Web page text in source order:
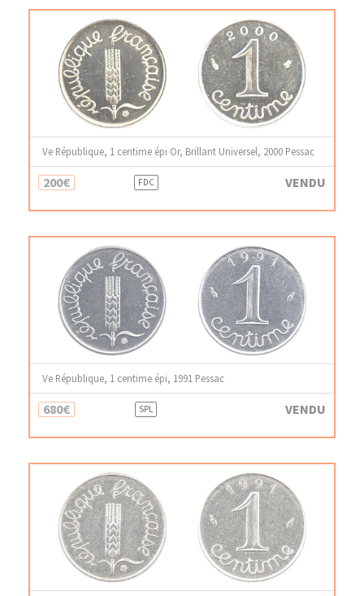
Ve République, 1 centime épi Or, Brillant Universel, 2000 Pessac
200€ FDC VENDU
Ve République, 1 centime épi, 1991 Pessac
680€ SPL VENDU